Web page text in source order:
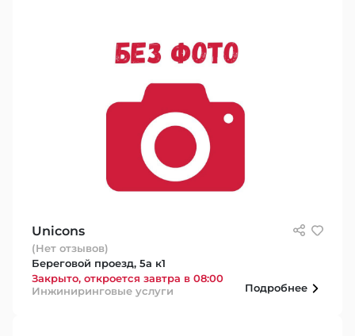
Unicons
(Нет отзывов)
Береговой проезд, 5а к1
Закрыто, откроется завтра в 08:00
Инжиниринговые услуги
Подробнее